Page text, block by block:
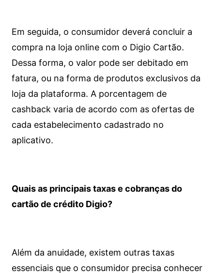
Em seguida, o consumidor deverá concluir a
compra na loja online com o Digio Cartão.
Dessa forma, o valor pode ser debitado em
fatura, ou na forma de produtos exclusivos da
loja da plataforma. A porcentagem de
cashback varia de acordo com as ofertas de
cada estabelecimento cadastrado no
aplicativo.
Quais as principais taxas e cobranças do
cartão de crédito Digio?
Além da anuidade, existem outras taxas
essenciais que o consumidor precisa conhecer